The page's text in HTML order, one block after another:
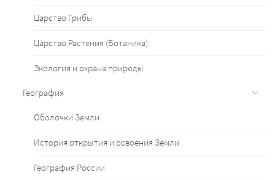
Царство Грибы
Царство Растения (Ботаника)
Экология и охрана природы
География
Оболочки Земли
История открытия и освоения Земли
География России